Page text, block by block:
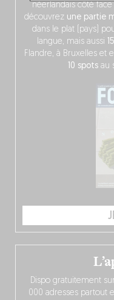
néerlandais côté
découvrez une partie
dans le plat (pays)
langue, mais aussi
Flandre, à Bruxelles et
10 spots au
Dispo gratuitement
000 adresses partout